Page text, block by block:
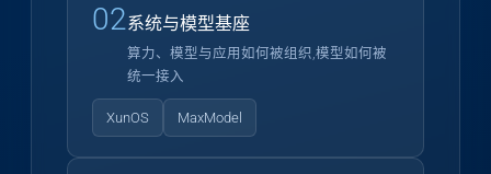
02系统与模型基座
算力、模型与应用如何被组织,模型如何被
统一接入
XunOS MaxModel